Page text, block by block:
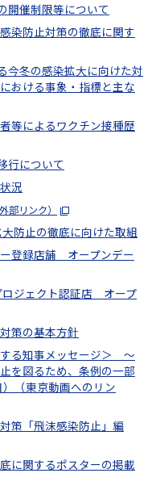
開催制限等について
染防止対策の徹底に関す
今冬の感染拡大に向けた対
おける事象・指標と主な
等によるワクチン接種歴
行について
況
部リンク）
防止の徹底に向けた取組
ー登録店舗 オープンデー
ロジェクト認証店 オープ
策の基本方針
する知事メッセージ＞ ～
を図るため、条例の一部
（東京動画へのリン
策「飛沫感染防止」編
に関するポスターの掲載